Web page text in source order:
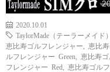
2020.10.01
TaylorMade（テーラーメイド）
恵比寿ゴルフレンジャー
恵比
ルフレンジャー Green
恵比寿ゴ
フレンジャー Red
恵比寿ゴル